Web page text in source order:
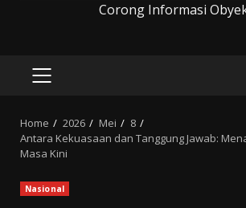
Corong Informasi
PRIMARY
Home 2026 Mei
8
Antara Kekuasaan dan Tanggung Jawab:
Masa Kini
Nasional